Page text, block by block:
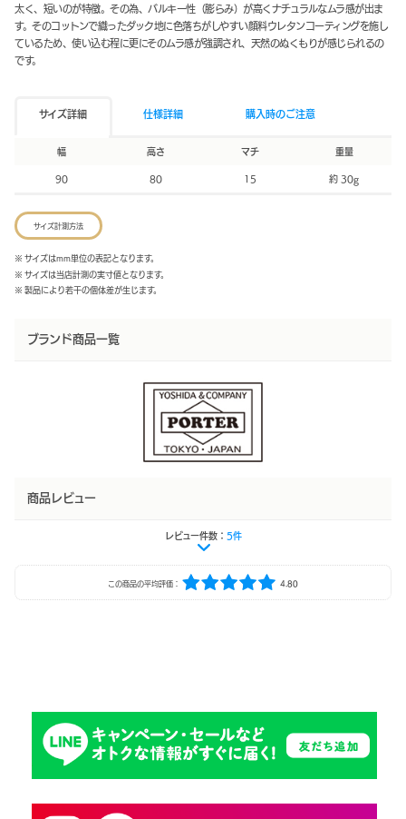
太く、短いのが特徴。その為、バルキー性（膨らみ）が高くナチュラルなムラ感が出ま
す。そのコットンで織ったダック地に色落ちがしやすい顔料ウレタンコーティングを施し
ているため、使い込む程に更にそのムラ感が強調され、天然のぬくもりが感じられるの
です。
サイズ詳細 仕様詳細 購入時のご注意
幅
90
高さ
80
マチ
15
重量
約 30g
サイズ計測方法
※ サイズはmm単位の表記となります。
※ サイズは当店計測の実寸値となります。
※ 製品により若干の個体差が生じます。
ブランド商品一覧
商品レビュー
レビュー件数： 5件
この商品の平均評価： 4.80